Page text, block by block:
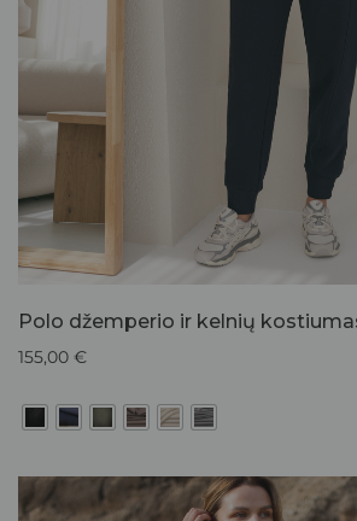
Polo džemperio ir kelnių
155,00 €